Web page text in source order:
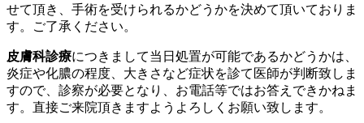
せて頂き、手術を受けられるかどうかを決めて頂いておりま
す。ご了承ください。
皮膚科診療につきまして当日処置が可能であるかどうかは、
炎症や化膿の程度、大きさなど症状を診て医師が判断致しま
すので、診察が必要となり、お電話等ではお答えできかねま
す。直接ご来院頂きますようよろしくお願い致します。